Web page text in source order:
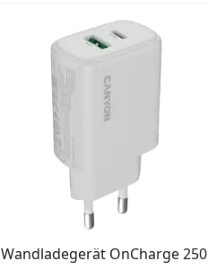
Wandladegerät OnCharge 250